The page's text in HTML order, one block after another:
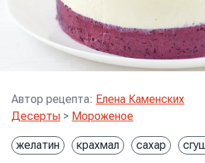
Автор рецепта: Елена Каменских
Десерты > Мороженое
желатин крахмал сахар